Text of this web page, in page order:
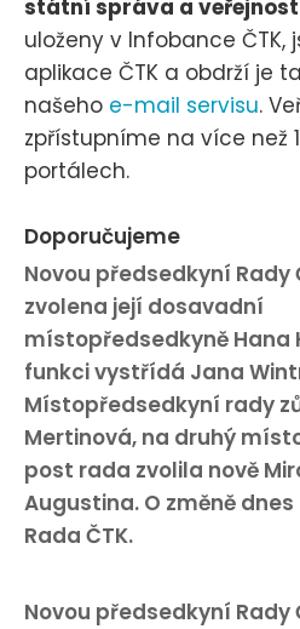
státní správa a veřejnost
uloženy v Infobance
aplikace ČTK a obdrží je
našeho e-mail servisu.
zpřístupníme na více než
portálech.
Doporučujeme
Novou předsedkyní Rady
zvolena její dosavadní
místopředsedkyně Hana
funkci vystřídá Jana
Místopředsedkyní rady
Mertinová, na druhý
post rada zvolila nově
Augustina. O změně
Rada ČTK.
Novou předsedkyní Rady